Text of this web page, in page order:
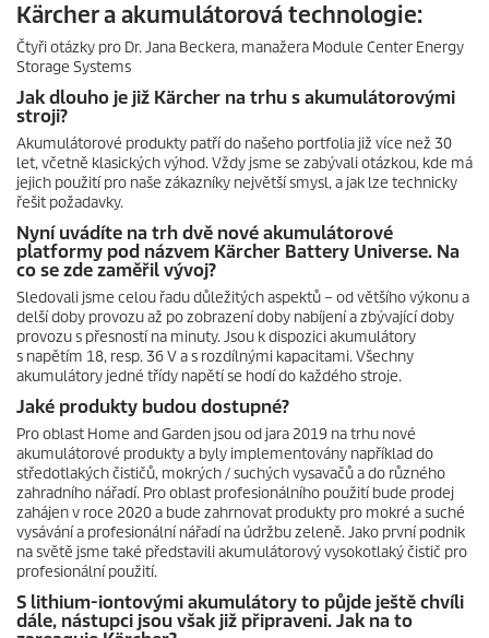
Kärcher a akumulátorová technologie:
Čtyři otázky pro Dr. Jana Beckera, manažera Module Center Energy
Storage Systems
Jak dlouho je již Kärcher na trhu s akumulátorovými
stroji?
Akumulátorové produkty patří do našeho portfolia již více než 30
let, včetně klasických výhod. Vždy jsme se zabývali otázkou, kde má
jejich použití pro naše zákazníky největší smysl, a jak lze technicky
řešit požadavky.
Nyní uvádíte na trh dvě nové akumulátorové
platformy pod názvem Kärcher Battery Universe. Na
co se zde zaměřil vývoj?
Sledovali jsme celou řadu důležitých aspektů – od většího výkonu a
delší doby provozu až po zobrazení doby nabíjení a zbývající doby
provozu s přesností na minuty. Jsou k dispozici akumulátory
s napětím 18, resp. 36 V a s rozdílnými kapacitami. Všechny
akumulátory jedné třídy napětí se hodí do každého stroje.
Jaké produkty budou dostupné?
Pro oblast Home and Garden jsou od jara 2019 na trhu nové
akumulátorové produkty a byly implementovány například do
středotlakých čističů, mokrých / suchých vysavačů a do různého
zahradního nářadí. Pro oblast profesionálního použití bude prodej
zahájen v roce 2020 a bude zahrnovat produkty pro mokré a suché
vysávání a profesionální nářadí na údržbu zeleně. Jako první podnik
na světě jsme také představili akumulátorový vysokotlaký čistič pro
profesionální použití.
S lithium-iontovými akumulátory to půjde ještě chvíli
dále, nástupci jsou však již připraveni. Jak na to